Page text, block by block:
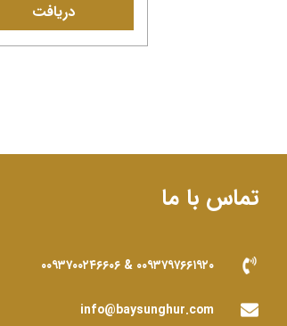
دریافت
تماس با ما
۰۰۹۳۷۹۷۶۶۱۹۲۰ & ۰۰۹۳۷۰۰۲۴۶۶۰۶
info@baysunghur.com